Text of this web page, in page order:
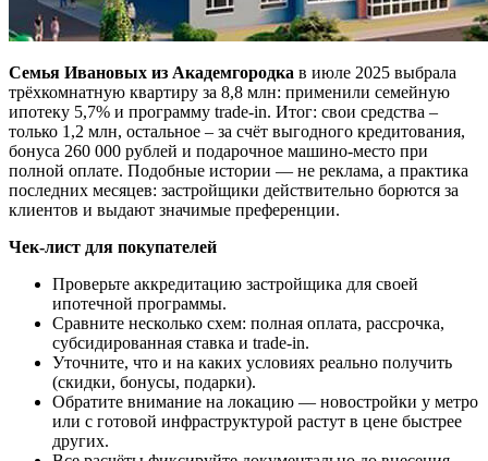
Семья Ивановых из Академгородка в июле 2025 выбрала
трёхкомнатную квартиру за 8,8 млн: применили семейную
ипотеку 5,7% и программу trade-in. Итог: свои средства –
только 1,2 млн, остальное – за счёт выгодного кредитования,
бонуса 260 000 рублей и подарочное машино-место при
полной оплате. Подобные истории — не реклама, а практика
последних месяцев: застройщики действительно борются за
клиентов и выдают значимые преференции.
Чек-лист для покупателей
Проверьте аккредитацию застройщика для своей
ипотечной программы.
Сравните несколько схем: полная оплата, рассрочка,
субсидированная ставка и trade-in.
Уточните, что и на каких условиях реально получить
(скидки, бонусы, подарки).
Обратите внимание на локацию — новостройки у метро
или с готовой инфраструктурой растут в цене быстрее
других.